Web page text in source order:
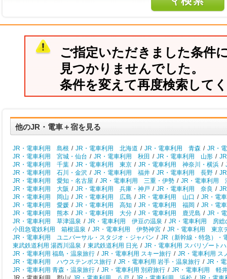
ご指定いただきました条件
見つかりませんでした。
条件を変えて再度検索して
他のJR・電車＋宿を見る
JR・電車利用 島根 / JR・電車利用 北海道 / JR・電車利用 青森 / JR・
JR・電車利用 宮城・仙台 / JR・電車利用 秋田 / JR・電車利用 山形 /
JR・電車利用 千葉 / JR・電車利用 東京 / JR・電車利用 神奈川・横浜 /
JR・電車利用 石川・金沢 / JR・電車利用 福井 / JR・電車利用 長野 /
JR・電車利用 愛知・名古屋 / JR・電車利用 三重・伊勢 / JR・電車利用
JR・電車利用 大阪 / JR・電車利用 兵庫・神戸 / JR・電車利用 奈良 /
JR・電車利用 岡山 / JR・電車利用 広島 / JR・電車利用 山口 / JR・電
JR・電車利用 愛媛 / JR・電車利用 高知 / JR・電車利用 福岡 / JR・電
JR・電車利用 熊本 / JR・電車利用 大分 / JR・電車利用 鹿児島 / JR・
JR・電車利用 草津温泉 / JR・電車利用 伊豆の温泉 / JR・電車利用 房総
小田急電鉄利用 箱根温泉 / JR・電車利用 伊勢神宮 / JR・電車利用 東京
JR・電車利用 ユニバーサル・スタジオ・ジャパン / JR（新幹線・特急）・
東武鉄道利用 湯西川温泉 / 東武鉄道利用 日光 / JR・電車利用 スパリゾート
JR・電車利用 福島・温泉旅行 / JR・電車利用 スキー旅行 / JR・電車利用 ス
JR・電車利用 ハウステンボス旅行 / JR・電車利用 岩手・温泉旅行 / JR・
JR・電車利用 青森・温泉旅行 / JR・電車利用 別府旅行 / JR・電車利用 軽